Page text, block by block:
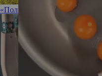
«Полные» худышки – кто они?